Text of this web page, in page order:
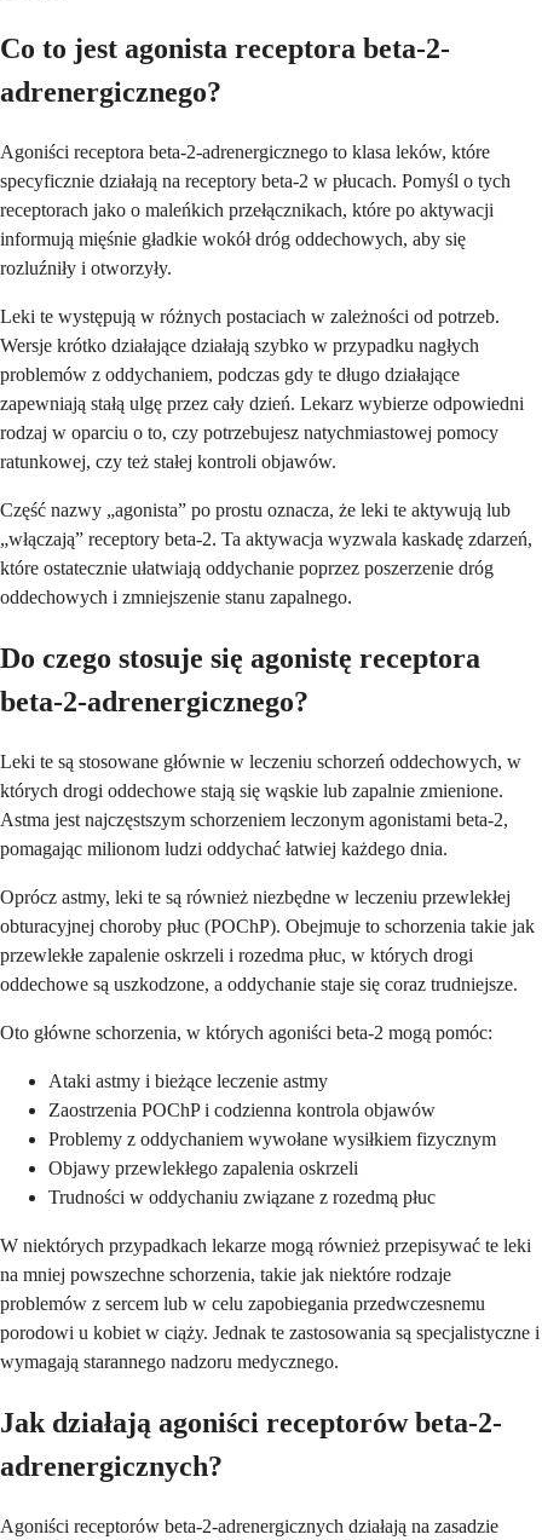
Co to jest agonista receptora beta-2-
adrenergicznego?
Agoniści receptora beta-2-adrenergicznego to klasa leków, które
specyficznie działają na receptory beta-2 w płucach. Pomyśl o tych
receptorach jako o maleńkich przełącznikach, które po aktywacji
informują mięśnie gładkie wokół dróg oddechowych, aby się
rozluźniły i otworzyły.
Leki te występują w różnych postaciach w zależności od potrzeb.
Wersje krótko działające działają szybko w przypadku nagłych
problemów z oddychaniem, podczas gdy te długo działające
zapewniają stałą ulgę przez cały dzień. Lekarz wybierze odpowiedni
rodzaj w oparciu o to, czy potrzebujesz natychmiastowej pomocy
ratunkowej, czy też stałej kontroli objawów.
Część nazwy „agonista” po prostu oznacza, że leki te aktywują lub
„włączają” receptory beta-2. Ta aktywacja wyzwala kaskadę zdarzeń,
które ostatecznie ułatwiają oddychanie poprzez poszerzenie dróg
oddechowych i zmniejszenie stanu zapalnego.
Do czego stosuje się agonistę receptora
beta-2-adrenergicznego?
Leki te są stosowane głównie w leczeniu schorzeń oddechowych, w
których drogi oddechowe stają się wąskie lub zapalnie zmienione.
Astma jest najczęstszym schorzeniem leczonym agonistami beta-2,
pomagając milionom ludzi oddychać łatwiej każdego dnia.
Oprócz astmy, leki te są również niezbędne w leczeniu przewlekłej
obturacyjnej choroby płuc (POChP). Obejmuje to schorzenia takie jak
przewlekłe zapalenie oskrzeli i rozedma płuc, w których drogi
oddechowe są uszkodzone, a oddychanie staje się coraz trudniejsze.
Oto główne schorzenia, w których agoniści beta-2 mogą pomóc:
Ataki astmy i bieżące leczenie astmy
Zaostrzenia POChP i codzienna kontrola objawów
Problemy z oddychaniem wywołane wysiłkiem fizycznym
Objawy przewlekłego zapalenia oskrzeli
Trudności w oddychaniu związane z rozedmą płuc
W niektórych przypadkach lekarze mogą również przepisywać te leki
na mniej powszechne schorzenia, takie jak niektóre rodzaje
problemów z sercem lub w celu zapobiegania przedwczesnemu
porodowi u kobiet w ciąży. Jednak te zastosowania są specjalistyczne i
wymagają starannego nadzoru medycznego.
Jak działają agoniści receptorów beta-2-
adrenergicznych?
Agoniści receptorów beta-2-adrenergicznych działają na zasadzie